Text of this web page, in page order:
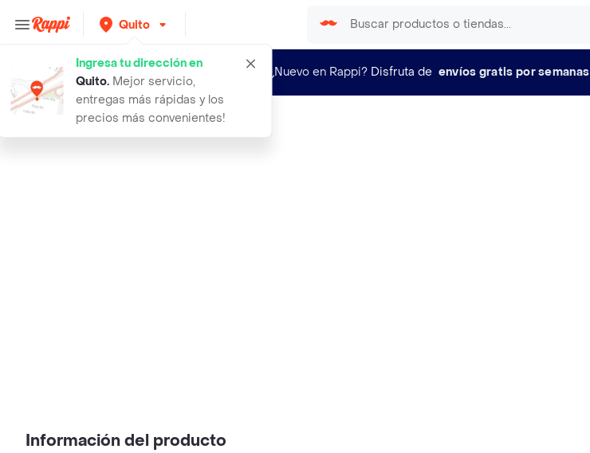
Quito
Ingresa tu dirección en
Quito. Mejor servicio,
entregas más rápidas y los
precios más convenientes!
¿Nuevo en Rappi? Disfruta de envíos gratis por semanas
samsung galaxy a12 negro
Información del producto